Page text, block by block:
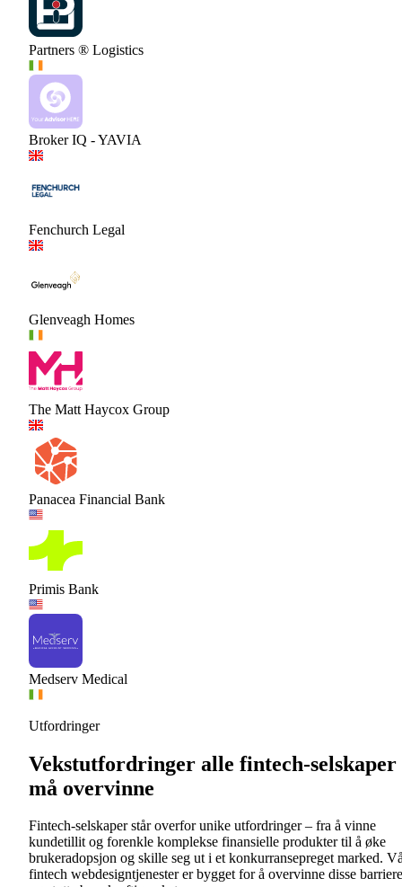
Partners ® Logistics
Broker IQ - YAVIA
Fenchurch Legal
Glenveagh Homes
The Matt Haycox Group
Panacea Financial Bank
Primis Bank
Medserv Medical
Utfordringer
Vekstutfordringer alle fintech-selskaper
må overvinne
Fintech-selskaper står overfor unike utfordringer – fra å vinne
kundetillit og forenkle komplekse finansielle produkter til å øke
brukeradopsjon og skille seg ut i et konkurransepreget marked.
fintech webdesigntjenester er bygget for å overvinne disse